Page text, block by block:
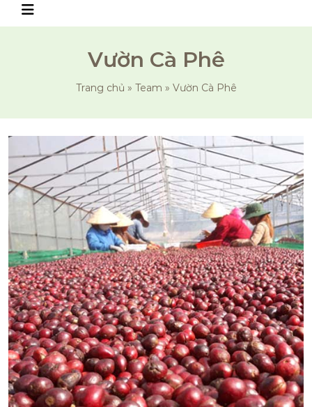
Vườn Cà Phê
Trang chủ » Team » Vườn Cà Phê